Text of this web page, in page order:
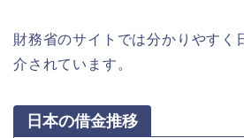
財務省のサイトでは分かりやすく
介されています。
日本の借金推移